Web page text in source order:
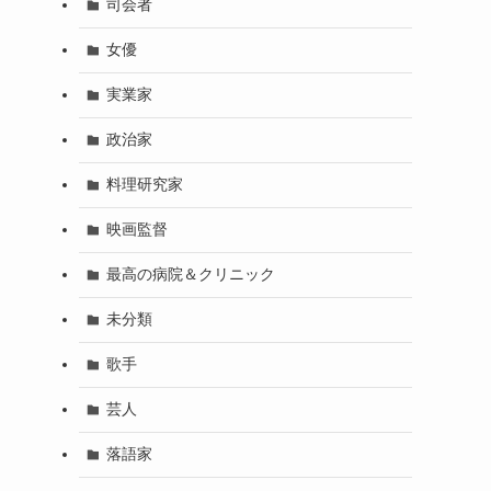
司会者
女優
実業家
政治家
料理研究家
映画監督
最高の病院＆クリニック
未分類
歌手
芸人
落語家